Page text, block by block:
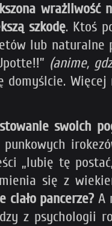
wrażliwość
szkodę. Ktoś
lub
(anime,
swoich
„lubię tę
się z
ciało pancerze? A
z psychologii